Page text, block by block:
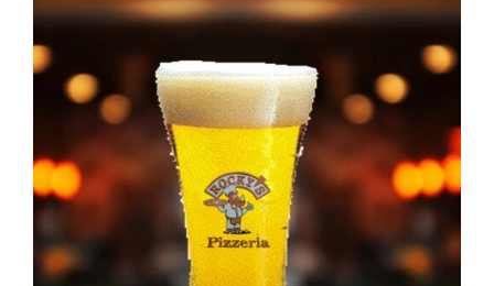
PEDIR AHORA
DETAILS